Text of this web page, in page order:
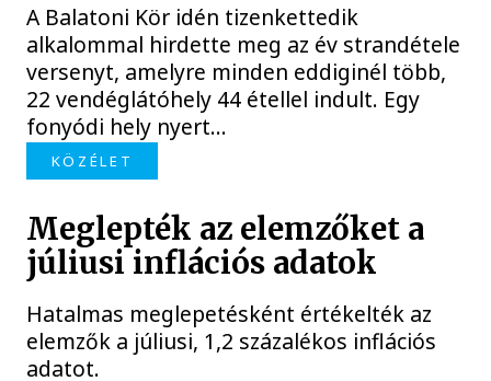
A Balatoni Kör idén tizenkettedik
alkalommal hirdette meg az év strandétele
versenyt, amelyre minden eddiginél több,
22 vendéglátóhely 44 étellel indult. Egy
fonyódi hely nyert...
KÖZÉLET
Meglepték az elemzőket a
júliusi inflációs adatok
Hatalmas meglepetésként értékelték az
elemzők a júliusi, 1,2 százalékos inflációs
adatot.